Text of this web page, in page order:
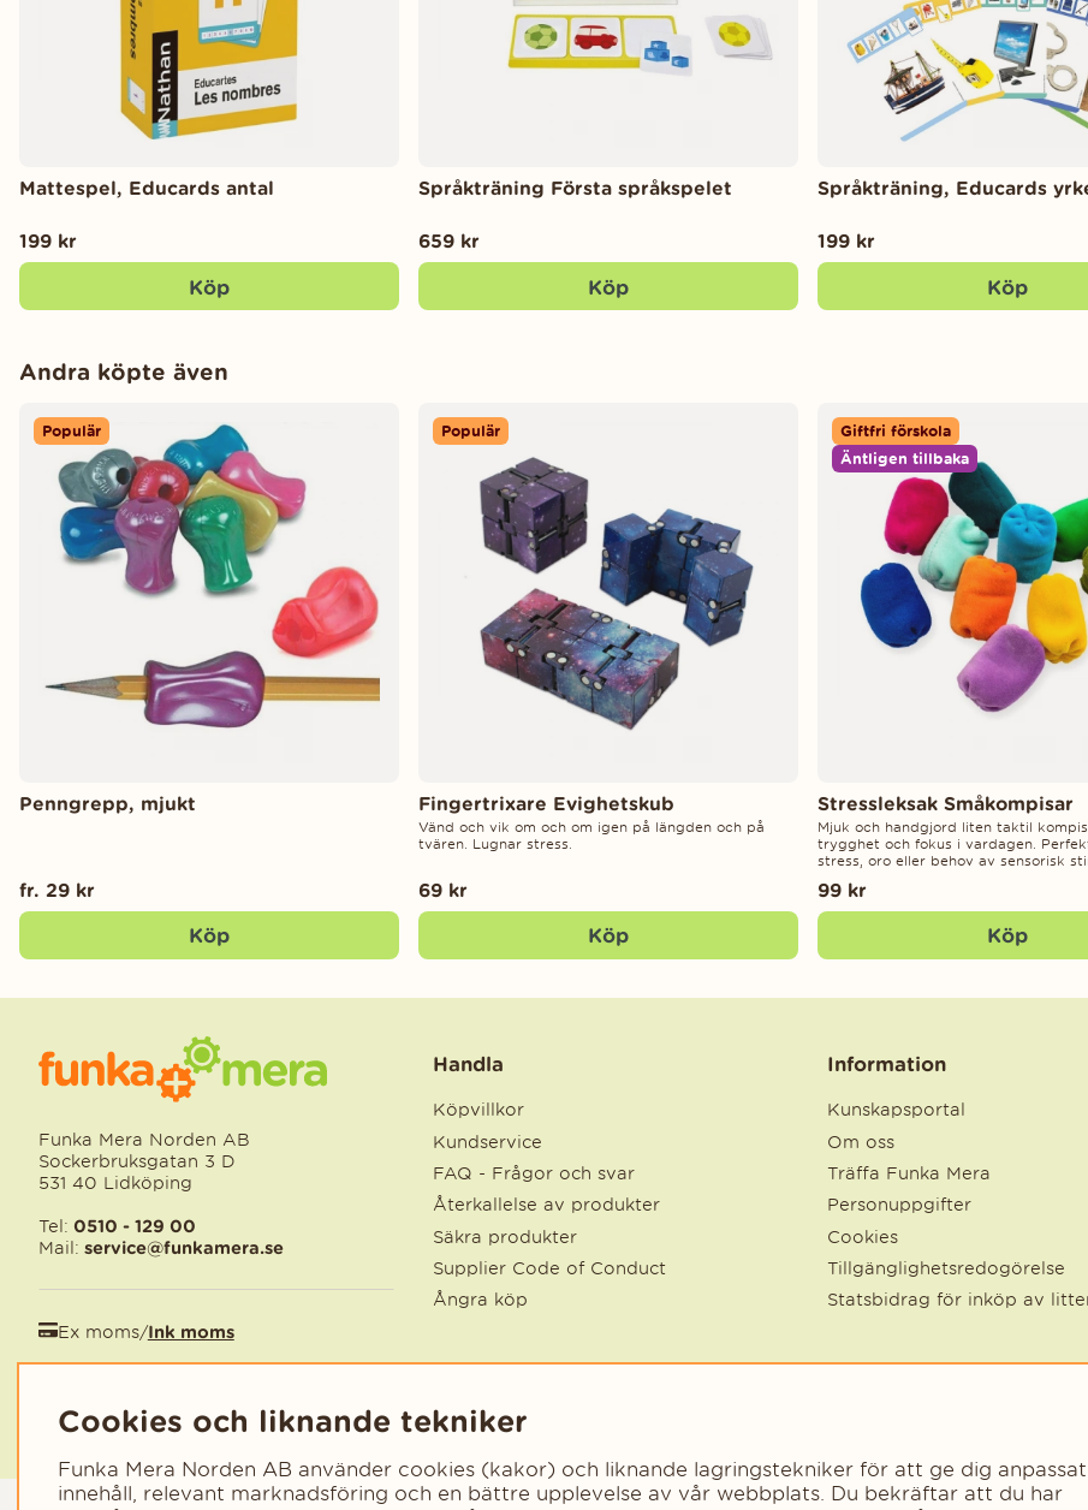
Mattespel, Educards antal
199 kr
Köp
Språkträning Första språkspelet
659 kr
Köp
Språkträning, Educards
199 kr
Köp
Andra köpte även
Populär
Penngrepp, mjukt
fr. 29 kr
Köp
Populär
Fingertrixare Evighetskub
Vänd och vik om och om igen på längden och på
tvären. Lugnar stress.
69 kr
Köp
Giftfri förskola
Äntligen tillbaka
Stressleksak Småkompisar
Mjuk och handgjord liten taktil
trygghet och fokus i vardagen.
stress, oro eller behov av sensorisk
99 kr
Köp
Funka Mera Norden AB
Sockerbruksgatan 3 D
531 40 Lidköping
Tel: 0510 - 129 00
Mail: service@funkamera.se
Ex moms/Ink moms
Handla
Köpvillkor
Kundservice
FAQ - Frågor och svar
Återkallelse av produkter
Säkra produkter
Supplier Code of Conduct
Ångra köp
Information
Kunskapsportal
Om oss
Träffa Funka Mera
Personuppgifter
Cookies
Tillgänglighetsredogörelse
Statsbidrag för inköp av
Cookies och liknande tekniker
Funka Mera Norden AB använder cookies (kakor) och liknande lagringstekniker för att ge dig anpassat
innehåll, relevant marknadsföring och en bättre upplevelse av vår webbplats. Du bekräftar att du har